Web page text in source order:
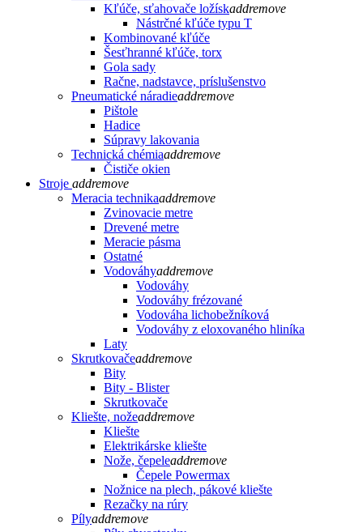
Kľúče, sťahovače ložískaddremove
Nástrčné kľúče typu T
Kombinované kľúče
Šesťhranné kľúče, torx
Gola sady
Račne, nadstavce, príslušenstvo
Pneumatické náradieaddremove
Pištole
Hadice
Súpravy lakovania
Technická chémiaaddremove
Čističe okien
Stroje addremove
Meracia technikaaddremove
Zvinovacie metre
Drevené metre
Meracie pásma
Ostatné
Vodováhyaddremove
Vodováhy
Vodováhy frézované
Vodováha lichobežníková
Vodováhy z eloxovaného hliníka
Laty
Skrutkovačeaddremove
Bity
Bity - Blister
Skrutkovače
Kliešte, nožeaddremove
Kliešte
Elektrikárske kliešte
Nože, čepeleaddremove
Čepele Powermax
Nožnice na plech, pákové kliešte
Rezačky na rúry
Pílyaddremove